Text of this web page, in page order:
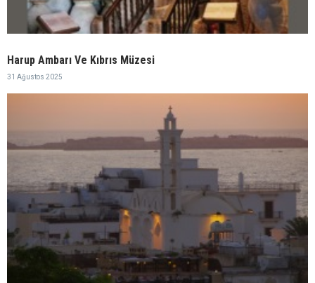
Harup Ambarı Ve Kıbrıs Müzesi
31 Ağustos 2025